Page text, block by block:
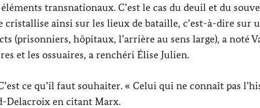
transnationaux. C’est le cas du deuil et du
cristallise ainsi sur les lieux de bataille, c’est-à-dire sur
(prisonniers, hôpitaux, l’arrière au sens large), a noté
et les ossuaires, a renchéri Élise Julien.
ce qu’il faut souhaiter. « Celui qui ne connaît pas
Delacroix en citant Marx.